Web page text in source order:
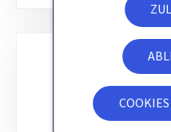
INTERNES